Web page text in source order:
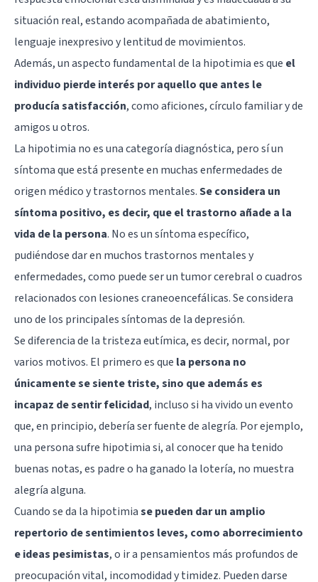
situación real, estando acompañada de abatimiento,
lenguaje inexpresivo y lentitud de movimientos.
Además, un aspecto fundamental de la hipotimia es que el
individuo pierde interés por aquello que antes le
producía satisfacción, como aficiones, círculo familiar y de
amigos u otros.
La hipotimia no es una categoría diagnóstica, pero sí un
síntoma que está presente en muchas enfermedades de
origen médico y trastornos mentales.Se considera un
síntoma positivo, es decir, que el trastorno añade a la
vida de la persona. No es un síntoma específico,
pudiéndose dar en muchos trastornos mentales y
enfermedades, como puede ser un tumor cerebral o cuadros
relacionados con lesiones craneoencefálicas. Se considera
uno de los principales síntomas de ladepresión.
Se diferencia de la tristeza eutímica, es decir, normal, por
varios motivos. El primero es que la persona no
únicamente se siente triste, sino que además es
incapaz de sentir felicidad, incluso si ha vivido un evento
que, en principio, debería ser fuente de alegría. Por ejemplo,
una persona sufre hipotimia si, al conocer que ha tenido
buenas notas, es padre o ha ganado la lotería, no muestra
alegría alguna.
Cuando se da la hipotimiase pueden dar un amplio
repertorio de sentimientos leves, como aborrecimiento
e ideas pesimistas, o ir a pensamientos más profundos de
preocupación vital, incomodidad y timidez. Pueden darse